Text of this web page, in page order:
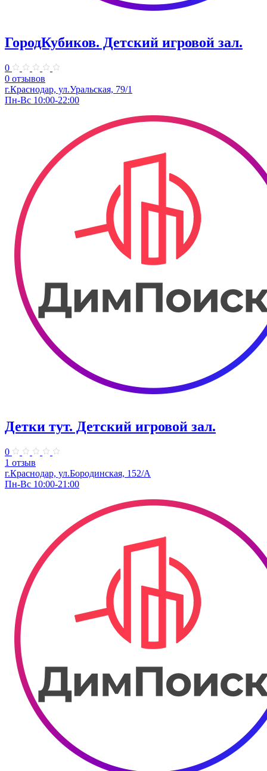
ГородКубиков. ​Детский игровой зал.
0
0 отзывов
г.Краснодар, ​ул.Уральская, 79/1
Пн-Вс 10:00-22:00
Детки тут. Детский игровой зал.
0
1 отзыв
г.Краснодар, ул.​Бородинская, 152/А
Пн-Вс 10:00-21:00